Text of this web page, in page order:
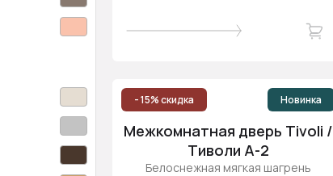
- 15% скидка Новинка
Межкомнатная дверь Tivoli /
Тиволи А-2
Белоснежная мягкая шагрень